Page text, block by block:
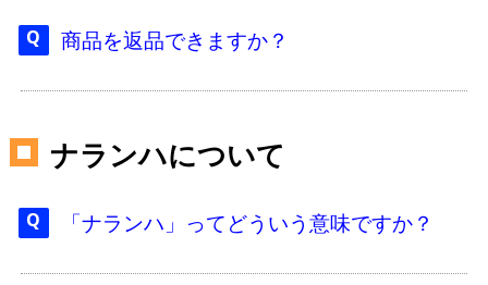
商品を返品できますか？
ナランハについて
「ナランハ」ってどういう意味ですか？